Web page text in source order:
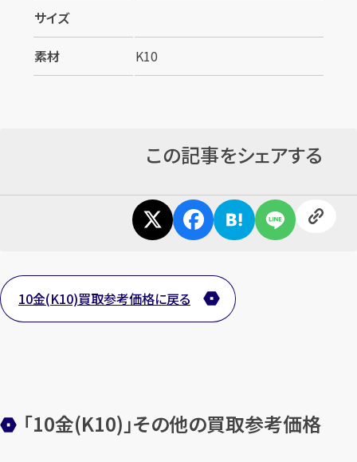
サイズ
素材
K10
この記事をシェアする
10金(K10)買取参考価格に戻る
「10金(K10)」その他の買取参考価格